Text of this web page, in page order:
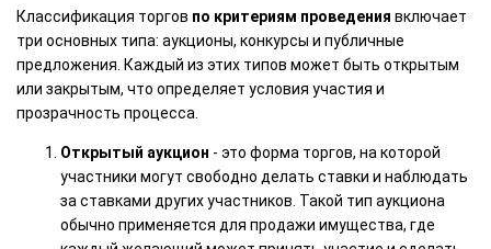
Классификация торгов по критериям проведения включает
три основных типа: аукционы, конкурсы и публичные
предложения. Каждый из этих типов может быть открытым
или закрытым, что определяет условия участия и
прозрачность процесса.
Открытый аукцион - это форма торгов, на которой
участники могут свободно делать ставки и наблюдать
за ставками других участников. Такой тип аукциона
обычно применяется для продажи имущества, где